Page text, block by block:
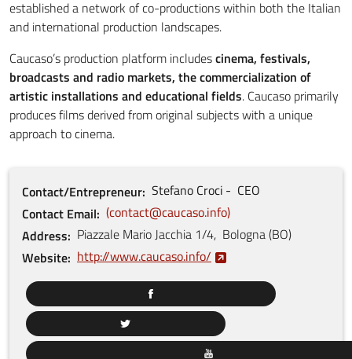
established a network of co-productions within both the Italian
and international production landscapes.
Caucaso’s production platform includescinema, festivals,
broadcasts and radio markets, the commercialization of
artistic installations and educational fields. Caucaso primarily
produces films derived from original subjects with a unique
approach to cinema.
Contact/Entrepreneur Stefano Croci
CEO
Contact Email
contact@caucaso.info
Address Piazzale Mario Jacchia 1/4, Bologna(BO)
Website http://www.caucaso.info/